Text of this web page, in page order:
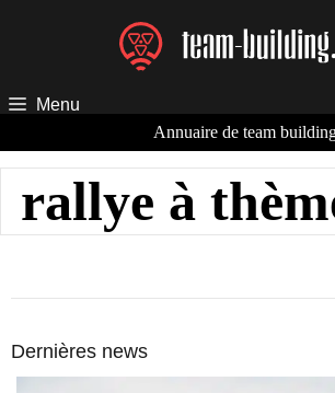
Menu
Annuaire de team
rallye à
Dernières news